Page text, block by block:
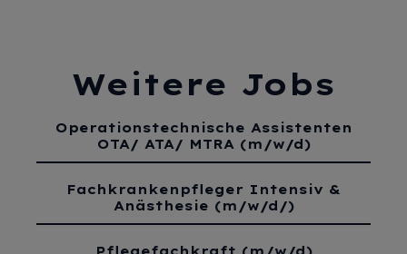
Weitere Jobs
Operationstechnische Assistenten
OTA/ ATA/ MTRA (m/w/d)
Fachkrankenpfleger Intensiv &
Anästhesie (m/w/d/)